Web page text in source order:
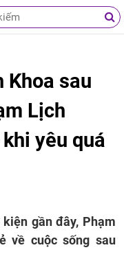
Khoa sau
Lịch
yêu quá
gần đây, Phạm
về cuộc sống sau